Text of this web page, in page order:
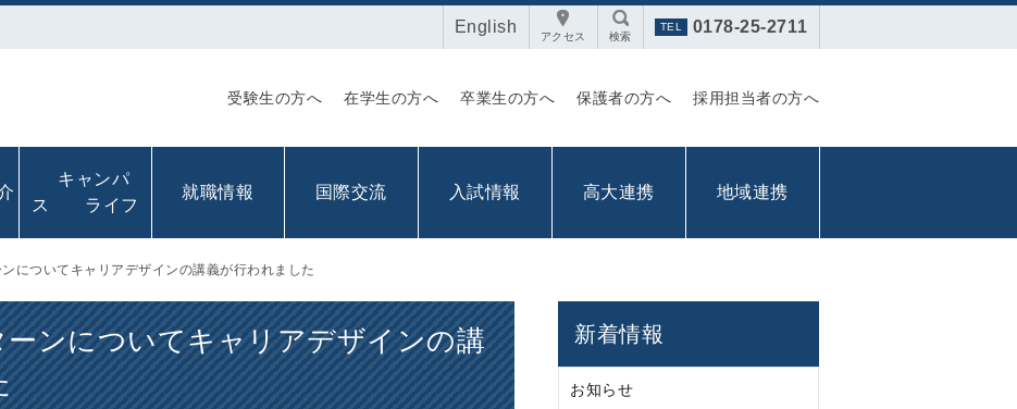
0178-25-2711
検索
English
アクセス
受験生の方へ 在学生の方へ 卒業生の方へ 保護者の方へ 採用担当者の方へ
キャンパ
ス ライフ
就職情報 国際交流 入試情報 高大連携 地域連携
についてキャリアデザインの講義が行われました
ンについてキャリアデザインの講
新着情報
お知らせ